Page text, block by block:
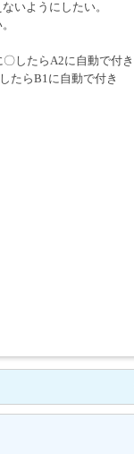
いようにしたい。
したらA2に自動で付き
たらB1に自動で付き